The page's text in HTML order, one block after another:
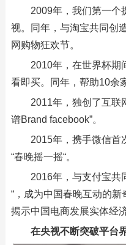
2009年，我们第一个
视。同年，与淘宝共同创
网购物狂欢节。
2010年，在世界杯期
看即买。同年，帮助10余
2011年，独创了互
谱Brand facebook”。
2015年，携手微信首
“春晚摇一摇“。
2016年，与支付宝共
“，成为中国春晚互动的
揭示中国电商发展实体经
在央视不断突破平台